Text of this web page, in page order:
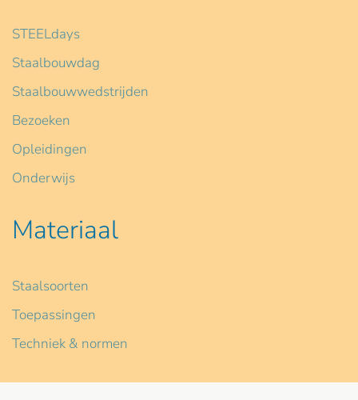
STEELdays
Staalbouwdag
Staalbouwwedstrijden
Bezoeken
Opleidingen
Onderwijs
Materiaal
Staalsoorten
Toepassingen
Techniek & normen